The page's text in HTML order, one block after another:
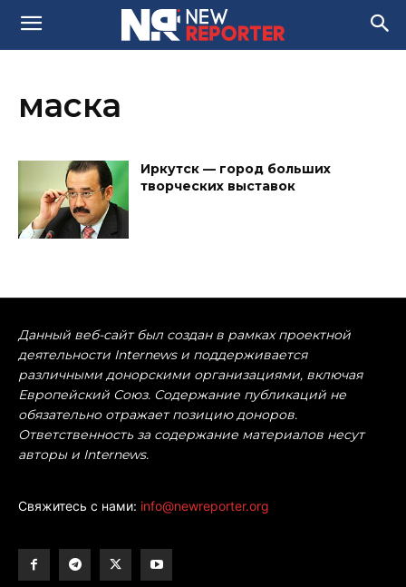
маска
Иркутск — город больших
творческих выставок
Данный веб-сайт был создан в рамках проектной
деятельности Internews и поддерживается
различными донорскими организациями, включая
Европейский Союз. Содержание публикаций не
обязательно отражает позицию доноров.
Ответственность за содержание материалов несут
авторы и Internews.
Свяжитесь с нами: info@newreporter.org